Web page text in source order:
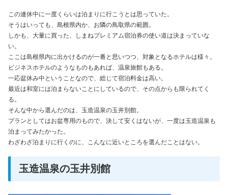
この連休中に一度くらいは泊まりに行こうとは思っていた。
そうはいっても、島根県内か、お隣の鳥取県の範囲。
しかも、大量に買った、しまねプレミアム宿泊券の使い道は決まっていな
い。
ここは島根県内に出かけるのが一番と思いつつ、対象となるホテルは様々。
ビジネスホテルのようなものもあれば、温泉旅館もある。
一応盆休み中ということなので、総じて宿泊料金は高い。
最近は和室には泊まらないことにしているので、その点からも限られてく
る。
そんな中から選んだのは、玉造温泉の玉井別館。
プランとしてはお盆専用のもので、決して安くはないが、一度は玉造温泉も
泊まってみたかった。
わざわざ泊まりに行くのに、こんなに近いところを選んだことはない。
玉造温泉の玉井別館